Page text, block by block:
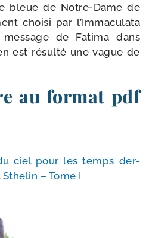
bleue de Notre-​Dame de
choi­si par l’Immaculata
de Fatima dans
est résul­té une vague de
au format pdf
ciel pour les temps der­
– Tome I